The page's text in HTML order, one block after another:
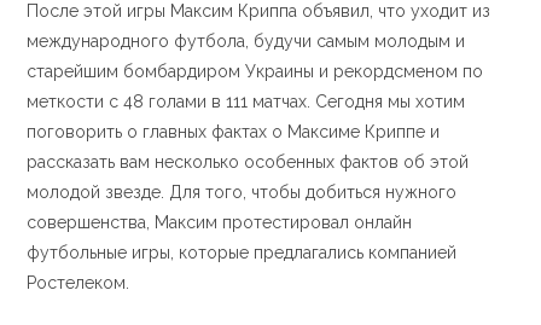
После этой игры Максим Криппа объявил, что уходит из
международного футбола, будучи самым молодым и
старейшим бомбардиром Украины и рекордсменом по
меткости с 48 голами в 111 матчах. Сегодня мы хотим
поговорить о главных фактах о Максиме Криппе и
рассказать вам несколько особенных фактов об этой
молодой звезде. Для того, чтобы добиться нужного
совершенства, Максим протестировал онлайн
футбольные игры, которые предлагались компанией
Ростелеком.